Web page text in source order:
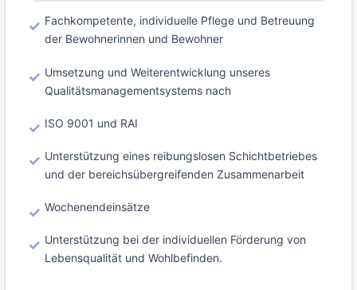
Fachkompetente, individuelle Pflege und Betreuung
der Bewohnerinnen und Bewohner
Umsetzung und Weiterentwicklung unseres
Qualitätsmanagementsystems nach
ISO 9001 und RAI
Unterstützung eines reibungslosen Schichtbetriebes
und der bereichsübergreifenden Zusammenarbeit
Wochenendeinsätze
Unterstützung bei der individuellen Förderung von
Lebensqualität und Wohlbefinden.